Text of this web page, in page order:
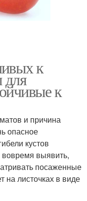
к
для
к
и причина
опасное
кустов
вовремя выявить,
посаженные
на листочках в виде